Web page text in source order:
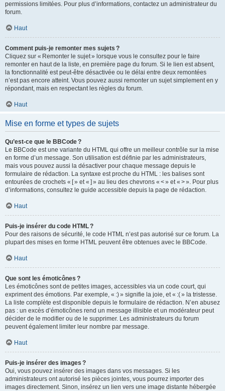
permissions limitées. Pour plus d’informations, contactez un administrateur du
forum.
Haut
Comment puis-je remonter mes sujets ?
Cliquez sur « Remonter le sujet » lorsque vous le consultez pour le faire
remonter en haut de la liste, en première page du forum. Si le lien est absent,
la fonctionnalité est peut-être désactivée ou le délai entre deux remontées
n’est pas encore atteint. Vous pouvez aussi remonter un sujet simplement en y
répondant, mais en respectant les règles du forum.
Haut
Mise en forme et types de sujets
Qu’est-ce que le BBCode ?
Le BBCode est une variante du HTML qui offre un meilleur contrôle sur la mise
en forme d’un message. Son utilisation est définie par les administrateurs,
mais vous pouvez aussi la désactiver pour chaque message depuis le
formulaire de rédaction. La syntaxe est proche du HTML : les balises sont
entourées de crochets « [ » et « ] » au lieu des chevrons « < » et « > ». Pour plus
d’informations, consultez le guide accessible depuis la page de rédaction.
Haut
Puis-je insérer du code HTML ?
Pour des raisons de sécurité, le code HTML n’est pas autorisé sur ce forum. La
plupart des mises en forme HTML peuvent être obtenues avec le BBCode.
Haut
Que sont les émoticônes ?
Les émoticônes sont de petites images, accessibles via un code court, qui
expriment des émotions. Par exemple, « :) » signifie la joie, et « :( » la tristesse.
La liste complète est disponible depuis le formulaire de rédaction. N’en abusez
pas : un excès d’émoticônes rend un message illisible et un modérateur peut
décider de le modifier ou de le supprimer. Les administrateurs du forum
peuvent également limiter leur nombre par message.
Haut
Puis-je insérer des images ?
Oui, vous pouvez insérer des images dans vos messages. Si les
administrateurs ont autorisé les pièces jointes, vous pourrez importer des
images directement. Sinon, insérez un lien vers une image distante hébergée